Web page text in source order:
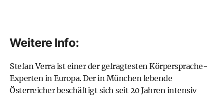
Weitere Info:
Stefan Verraist einer der gefragtesten Körpersprache-
Experten in Europa. Der in München lebende
Österreicher beschäftigt sich seit 20 Jahren intensiv